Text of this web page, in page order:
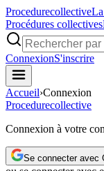
Procedurecollective
Procédures collectives
ConnexionS'inscrire
Accueil›Connexion
Procedurecollective
Connexion à votre
Se connecter avec